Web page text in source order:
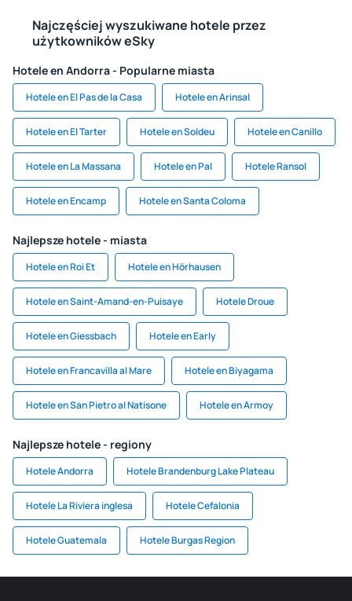
Najczęściej wyszukiwane hotele przez
użytkowników eSky
Hotele en Andorra - Popularne miasta
Hotele en El Pas de la Casa Hotele en Arinsal
Hotele en El Tarter Hotele en Soldeu Hotele en Canillo
Hotele en La Massana Hotele en Pal Hotele Ransol
Hotele en Encamp Hotele en Santa Coloma
Najlepsze hotele - miasta
Hotele en Roi Et Hotele en Hörhausen
Hotele en Saint-Amand-en-Puisaye Hotele Droue
Hotele en Giessbach Hotele en Early
Hotele en Francavilla al Mare Hotele en Biyagama
Hotele en San Pietro al Natisone Hotele en Armoy
Najlepsze hotele - regiony
Hotele Andorra Hotele Brandenburg Lake Plateau
Hotele La Riviera inglesa Hotele Cefalonia
Hotele Guatemala Hotele Burgas Region